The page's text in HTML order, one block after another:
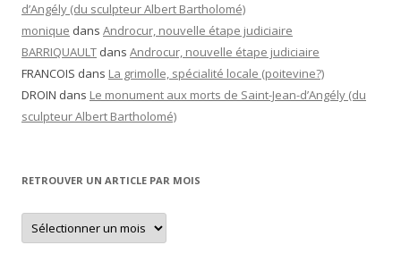
d’Angély (du sculpteur Albert Bartholomé)
monique dans Androcur, nouvelle étape judiciaire
BARRIQUAULT dans Androcur, nouvelle étape judiciaire
FRANCOIS dans La grimolle, spécialité locale (poitevine?)
DROIN dans Le monument aux morts de Saint-Jean-d’Angély (du
sculpteur Albert Bartholomé)
RETROUVER UN ARTICLE PAR MOIS
Retrouver
un
article